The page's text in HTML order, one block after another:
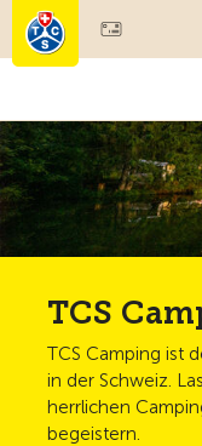
Mitgliedschaft &
Test, Sicherheit &
TCS
TCS Camping ist
in der Schweiz.
herrlichen
begeistern.